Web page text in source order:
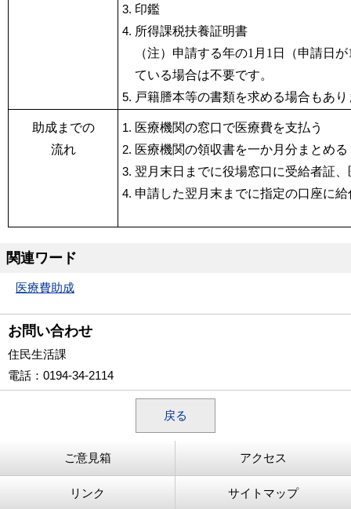
印鑑
所得課税扶養証明書
（注）申請する年の1 月1 日（申請日が
ている場合は不要です。
戸籍謄本等の書類を求める場合もあ
助成までの
流れ
医療機関の窓口で医療費を支払う
医療機関の領収書を一か月分まとめる
翌月末日までに役場窓口に受給者証
申請した翌月末までに指定の口座に給
関連ワード
医療費助成
お問い合わせ
住民生活課
電話 ：0194-34-2114
戻る
ご意見箱 アクセス
リンク サイトマップ